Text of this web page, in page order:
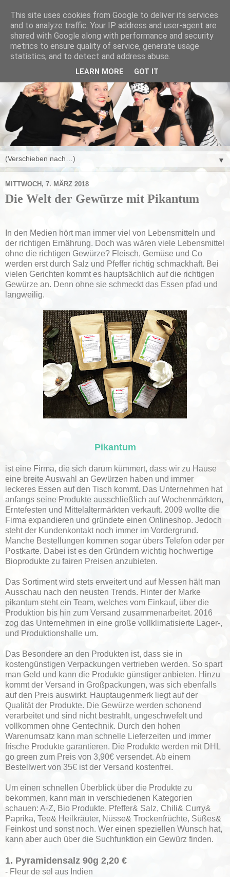
▼
MITTWOCH, 7. MÄRZ 2018
Die Welt der Gewürze mit Pikantum
In den Medien hört man immer viel von Lebensmitteln und
der richtigen Ernährung. Doch was wären viele Lebensmittel
ohne die richtigen Gewürze? Fleisch, Gemüse und Co
werden erst durch Salz und Pfeffer richtig schmackhaft. Bei
vielen Gerichten kommt es hauptsächlich auf die richtigen
Gewürze an. Denn ohne sie schmeckt das Essen pfad und
langweilig.
Pikantum
ist eine Firma, die sich darum kümmert, dass wir zu Hause
eine breite Auswahl an Gewürzen haben und immer
leckeres Essen auf den Tisch kommt. Das Unternehmen hat
anfangs seine Produkte ausschließlich auf Wochenmärkten,
Erntefesten und Mittelaltermärkten verkauft. 2009 wollte die
Firma expandieren und gründete einen Onlineshop. Jedoch
steht der Kundenkontakt noch immer im Vordergrund.
Manche Bestellungen kommen sogar übers Telefon oder per
Postkarte. Dabei ist es den Gründern wichtig hochwertige
Bioprodukte zu fairen Preisen anzubieten.
Das Sortiment wird stets erweitert und auf Messen hält man
Ausschau nach den neusten Trends. Hinter der Marke
pikantum steht ein Team, welches vom Einkauf, über die
Produktion bis hin zum Versand zusammenarbeitet. 2016
zog das Unternehmen in eine große vollklimatisierte Lager-,
und Produktionshalle um.
Das Besondere an den Produkten ist, dass sie in
kostengünstigen Verpackungen vertrieben werden. So spart
man Geld und kann die Produkte günstiger anbieten. Hinzu
kommt der Versand in Großpackungen, was sich ebenfalls
auf den Preis auswirkt. Hauptaugenmerk liegt auf der
Qualität der Produkte. Die Gewürze werden schonend
verarbeitet und sind nicht bestrahlt, ungeschwefelt und
vollkommen ohne Gentechnik. Durch den hohen
Warenumsatz kann man schnelle Lieferzeiten und immer
frische Produkte garantieren. Die Produkte werden mit DHL
go green zum Preis von 3,90€ versendet. Ab einem
Bestellwert von 35€ ist der Versand kostenfrei.
Um einen schnellen Überblick über die Produkte zu
bekommen, kann man in verschiedenen Kategorien
schauen: A-Z, Bio Produkte, Pfeffer& Salz, Chili& Curry&
Paprika, Tee& Heilkräuter, Nüsse& Trockenfrüchte, Süßes&
Feinkost und sonst noch. Wer einen speziellen Wunsch hat,
kann aber auch über die Suchfunktion ein Gewürz finden.
1. Pyramidensalz 90g 2,20 €
- Fleur de sel aus Indien
This site uses cookies from Google to deliver its services
and to analyze traffic. Your IP address and user-agent are
shared with Google along with performance and security
metrics to ensure quality of service, generate usage
statistics, and to detect and address abuse.
LEARN MORE GOT IT